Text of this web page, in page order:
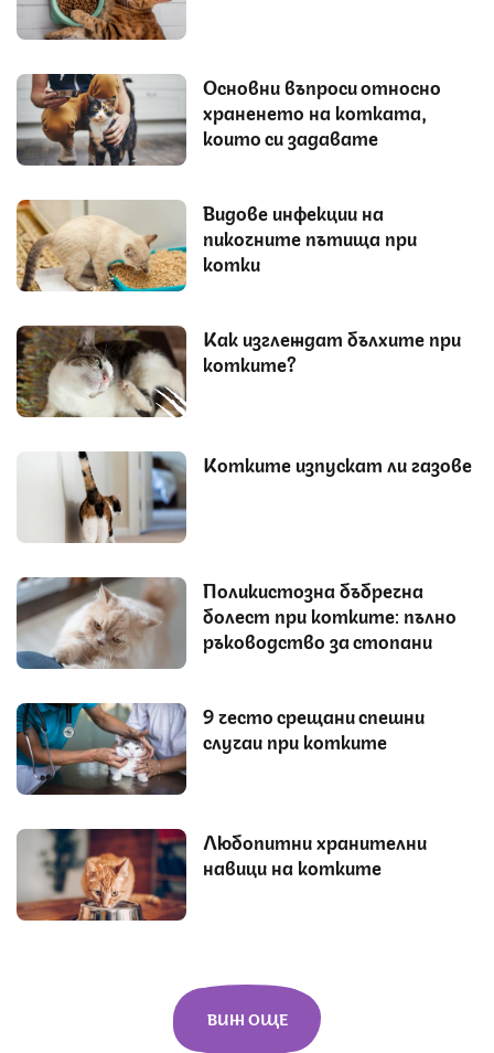
Основни въпроси относно
храненето на котката,
които си задавате
Видове инфекции на
пикочните пътища при
котки
Как изглеждат бълхите при
котките?
Котките изпускат ли газове
Поликистозна бъбречна
болест при котките: пълно
ръководство за стопани
9 често срещани спешни
случаи при котките
Любопитни хранителни
навици на котките
ВИЖ ОЩЕ